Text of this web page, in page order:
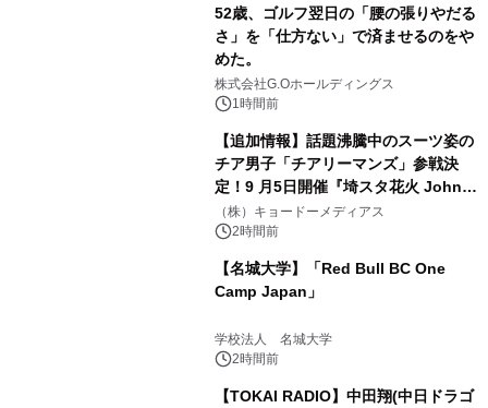
52歳、ゴルフ翌日の「腰の張りやだる
さ」を「仕方ない」で済ませるのをや
めた。
株式会社G.Oホールディングス
1時間前
【追加情報】話題沸騰中のスーツ姿の
チア男子「チアリーマンズ」参戦決
定！9 月5日開催『埼スタ花火 John
Williams Fireworks 2026』を大迫力
のパフォーマンスで熱く盛り上げる！
（株）キョードーメディアス
2時間前
【名城大学】「Red Bull BC One
Camp Japan」
学校法人 名城大学
2時間前
【TOKAI RADIO】中田翔(中日ドラゴ